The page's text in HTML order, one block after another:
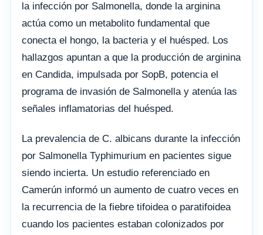
la infección por Salmonella, donde la arginina
actúa como un metabolito fundamental que
conecta el hongo, la bacteria y el huésped. Los
hallazgos apuntan a que la producción de arginina
en Candida, impulsada por SopB, potencia el
programa de invasión de Salmonella y atenúa las
señales inflamatorias del huésped.
La prevalencia de C. albicans durante la infección
por Salmonella Typhimurium en pacientes sigue
siendo incierta. Un estudio referenciado en
Camerún informó un aumento de cuatro veces en
la recurrencia de la fiebre tifoidea o paratifoidea
cuando los pacientes estaban colonizados por